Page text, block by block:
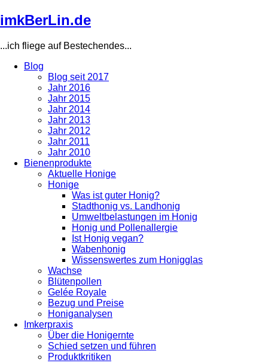
Direkt
zum
imkBerLin.de
...ich fliege auf Bestechendes...
navigation
Blog
Blog seit 2017
Jahr 2016
Jahr 2015
Jahr 2014
Jahr 2013
Jahr 2012
Jahr 2011
Jahr 2010
Bienenprodukte
Aktuelle Honige
Honige
Was ist guter Honig?
Stadthonig vs. Landhonig
Umweltbelastungen im Honig
Honig und Pollenallergie
Ist Honig vegan?
Wabenhonig
Wissenswertes zum Honigglas
Wachse
Blütenpollen
Gelée Royale
Bezug und Preise
Honiganalysen
Imkerpraxis
Über die Honigernte
Schied setzen und führen
Produktkritiken